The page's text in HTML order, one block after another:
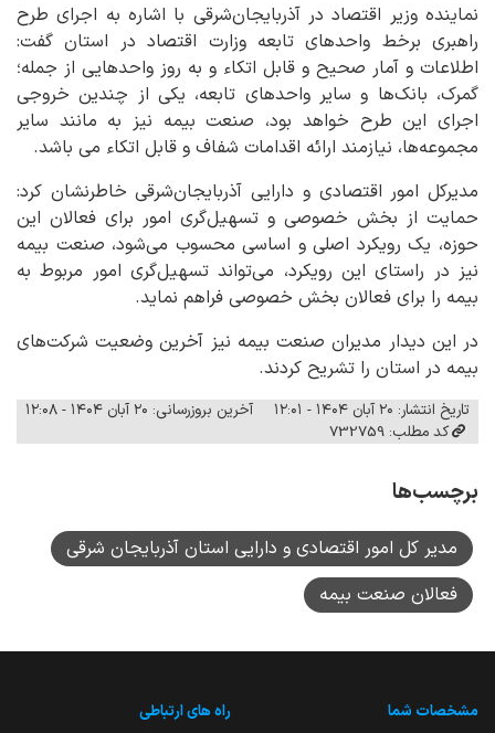
نماینده وزیر اقتصاد در آذربایجان‌شرقی با اشاره به اجرای طرح
راهبری برخط واحدهای تابعه وزارت اقتصاد در استان گفت:
اطلاعات و آمار صحیح و قابل اتکاء و به روز واحدهایی از جمله؛
گمرک، بانک‌ها و سایر واحدهای تابعه، یکی از چندین خروجی
اجرای این طرح خواهد بود، صنعت بیمه نیز به مانند سایر
مجموعه‌ها، نیازمند ارائه اقدامات شفاف و قابل اتکاء می باشد.
مدیرکل امور اقتصادی و دارایی آذربایجان‌شرقی خاطرنشان کرد:
حمایت از بخش خصوصی و تسهیل‌گری امور برای فعالان این
حوزه، یک رویکرد اصلی و اساسی محسوب می‌شود، صنعت بیمه
نیز در راستای این رویکرد، می‌تواند تسهیل‌گری امور مربوط به
بیمه را برای فعالان بخش خصوصی فراهم نماید.
در این دیدار مدیران صنعت بیمه نیز آخرین وضعیت شرکت‌های
بیمه در استان را تشریح کردند.
تاریخ انتشار: ۲۰ آبان ۱۴۰۴ - ۱۲:۰۱
آخرین بروزرسانی: ۲۰ آبان ۱۴۰۴ - ۱۲:۰۸
کد مطلب: 732759
برچسب‌ها
مدیر کل امور اقتصادی و دارایی استان آذربایجان شرقی
فعالان صنعت بیمه
مشخصات شما راه های ارتباطی